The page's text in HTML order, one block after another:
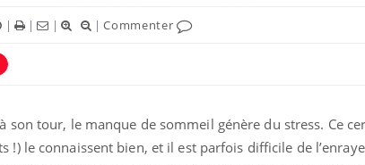
| | | |Commenter
son tour, le manque de sommeil génère du stress. Ce
!) le connaissent bien, et il est parfois difficile de